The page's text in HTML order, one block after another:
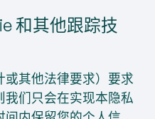
和其他跟踪技
其他法律要求）要求
们只会在实现本隐私